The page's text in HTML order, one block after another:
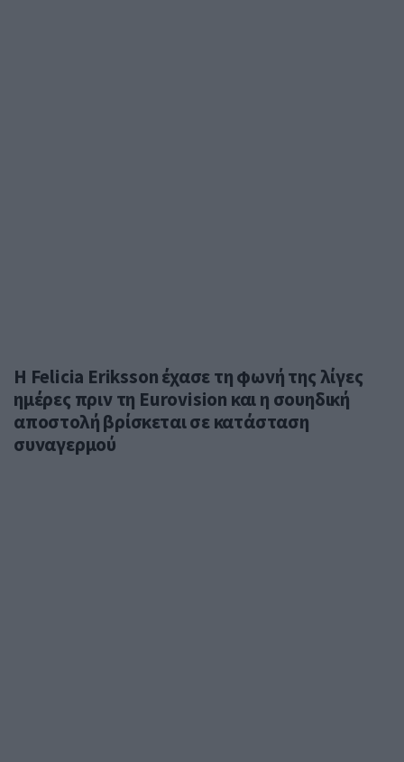
Η Felicia Eriksson έχασε τη φωνή της λίγες
ημέρες πριν τη Eurovision και η σουηδική
αποστολή βρίσκεται σε κατάσταση
συναγερμού